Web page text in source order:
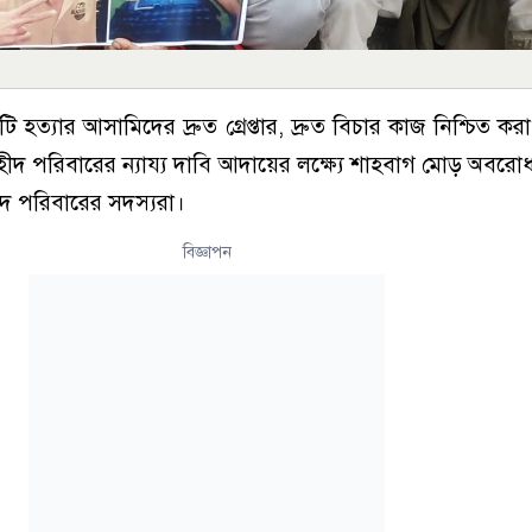
হত্যার আসামিদের দ্রুত গ্রেপ্তার, দ্রুত বিচার কাজ নিশ্চিত
শহীদ পরিবারের ন্যায্য দাবি আদায়ের লক্ষ্যে শাহবাগ মোড়
পরিবারের সদস্যরা।
বিজ্ঞাপন